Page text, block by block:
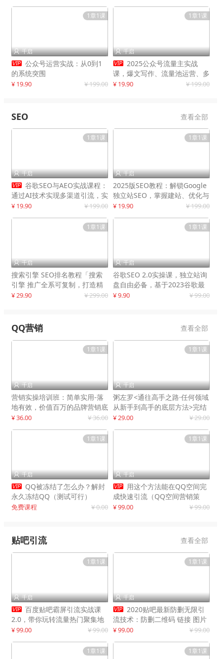
1章1课
 千启
 公众号运营实战：从0到1
的系统突围
¥ 19.90 ¥ 199.00
1章1课
 千启
 2025公众号流量主实战
课，爆文写作、流量池运营、多
平台分发，新手日入千元月赚5
¥ 19.90 ¥ 199.00
SEO 查看全部
1章1课
 千启
 谷歌SEO与AEO实战课程：
通过AI技术实现多渠道引流，实
现网站流量增长300%
¥ 19.90 ¥ 199.00
1章1课
 千启
2025版SEO教程：解锁Google
独立站SEO，掌握建站、优化与
变现技巧
¥ 19.90 ¥ 199.00
1章1课
 千启
搜索引擎 SEO排名教程「搜索
引擎 推广全系可复制，打造精
准被动流量系统
¥ 29.90 ¥ 299.00
1章1课
 千启
谷歌SEO 2.0实操课，独立站询
盘自由必备，基于2023谷歌最
新算法录制
¥ 9.90 ¥ 99.00
QQ营销 查看全部
1章1课
 千启
营销实操培训班：简单实用-落
地有效，价值百万的品牌营销底
层逻辑
¥ 36.00 ¥ 36.00
1章1课
 千启
粥左罗<通往高手之路·任何领域
从新手到高手的底层方法>完结
¥ 29.00 ¥ 29.00
1章1课
 千启
 QQ被冻结了怎么办？解封
永久冻结QQ（测试可行）
免费课程 ¥ 0.00
1章1课
 千启
 用这个方法能在QQ空间完
成快速引流（QQ空间营销策
略）
¥ 99.00 ¥ 99.00
贴吧引流 查看全部
1章1课
 千启
 百度贴吧霸屏引流实战课
2.0，带你玩转流量热门聚集地
¥ 99.00 ¥ 99.00
1章1课
 千启
 2020贴吧最新防删无限引
流技术：防删二维码 链接 图片
制作
¥ 99.00 ¥ 99.00
1章1课 1章1课